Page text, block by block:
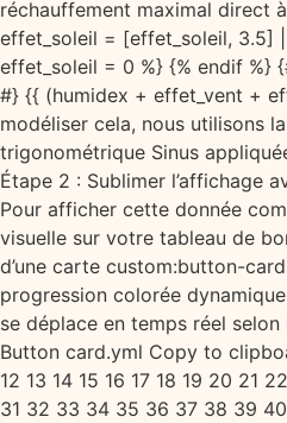
réchauffement maximal direct
effet_soleil = [effet_soleil, 3.5] |
effet_soleil = 0 %} {% endif %}
#} {{ (humidex + effet_vent +
modéliser cela, nous utilisons
trigonométrique Sinus
Étape 2 : Sublimer l’affichage
Pour afficher cette donnée
visuelle sur votre tableau de
d’une carte custom:button-
progression colorée
se déplace en temps réel
Button card.yml Copy to
12 13 14 15 16 17 18 19 20 21
31 32 33 34 35 36 37 38 39